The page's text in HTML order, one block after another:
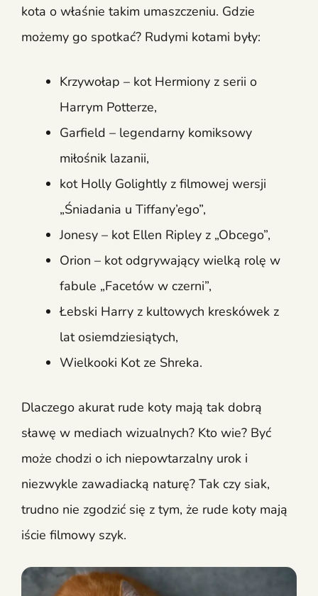
kota o właśnie takim umaszczeniu. Gdzie
możemy go spotkać? Rudymi kotami były:
Krzywołap – kot Hermiony z serii o
Harrym Potterze,
Garfield – legendarny komiksowy
miłośnik lazanii,
kot Holly Golightly z filmowej wersji
„Śniadania u Tiffany’ego”,
Jonesy – kot Ellen Ripley z „Obcego”,
Orion – kot odgrywający wielką rolę w
fabule „Facetów w czerni”,
Łebski Harry z kultowych kreskówek z
lat osiemdziesiątych,
Wielkooki Kot ze Shreka.
Dlaczego akurat rude koty mają tak dobrą
sławę w mediach wizualnych? Kto wie? Być
może chodzi o ich niepowtarzalny urok i
niezwykle zawadiacką naturę? Tak czy siak,
trudno nie zgodzić się z tym, że rude koty mają
iście filmowy szyk.